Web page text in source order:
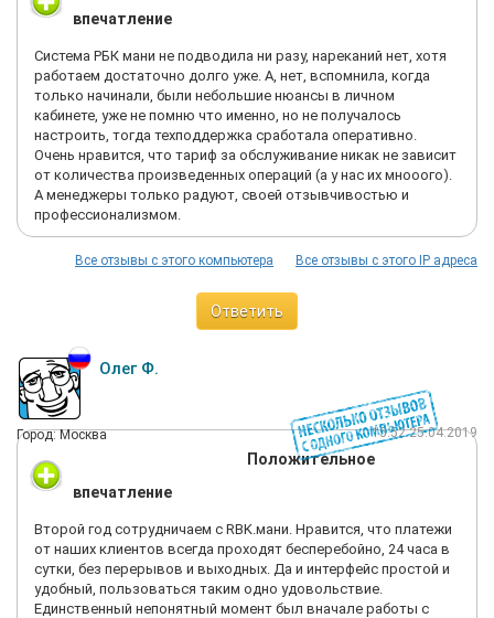
впечатление
Система РБК мани не подводила ни разу, нареканий нет, хотя
работаем достаточно долго уже. А, нет, вспомнила, когда
только начинали, были небольшие нюансы в личном
кабинете, уже не помню что именно, но не получалось
настроить, тогда техподдержка сработала оперативно.
Очень нравится, что тариф за обслуживание никак не зависит
от количества произведенных операций (а у нас их мнооого).
А менеджеры только радуют, своей отзывчивостью и
профессионализмом.
Все отзывы с этого IP адреса
Все отзывы с этого компьютера
Ответить
Олег Ф.
Город: Москва 15:52 25.04.2019
Положительное
впечатление
Второй год сотрудничаем с RBK.мани. Нравится, что платежи
от наших клиентов всегда проходят бесперебойно, 24 часа в
сутки, без перерывов и выходных. Да и интерфейс простой и
удобный, пользоваться таким одно удовольствие.
Единственный непонятный момент был вначале работы с